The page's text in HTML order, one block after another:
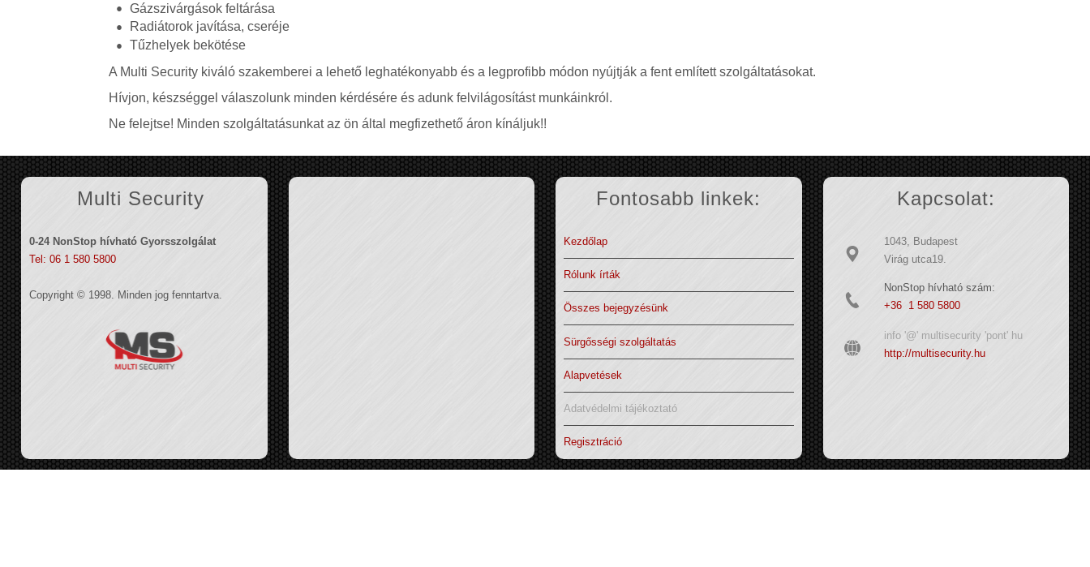
Gázszivárgások feltárása
Radiátorok javítása, cseréje
Tűzhelyek bekötése
A Multi Security kiváló szakemberei a lehető leghatékonyabb és a legprofibb módon nyújtják a fent említett szolgáltatásokat.
Hívjon, készséggel válaszolunk minden kérdésére és adunk felvilágosítást munkáinkról.
Ne felejtse! Minden szolgáltatásunkat az ön által megfizethető áron kínáljuk!!
Multi Security
0-24 NonStop hívható Gyorsszolgálat
Tel: 06 1 580 5800
Copyright © 1998. Minden jog fenntartva.
Fontosabb linkek:
Kezdőlap
Rólunk írták
Összes bejegyzésünk
Sürgősségi szolgáltatás
Alapvetések
Adatvédelmi tájékoztató
Regisztráció
Kapcsolat:
1043, Budapest
Virág utca19.
NonStop hívható szám:
+36 1 580 5800
info '@' multisecurity 'pont' hu
http://multisecurity.hu